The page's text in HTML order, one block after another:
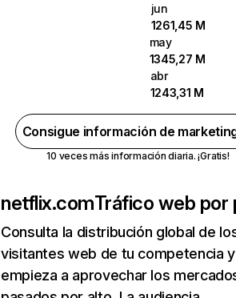
jun
1261,45 M
may
1345,27 M
abr
1243,31 M
Consigue información de
10 veces más información diaria. ¡Gratis!
netflix.comTráfico web por
Consulta la distribución global de
visitantes web de tu competencia y
empieza a aprovechar los